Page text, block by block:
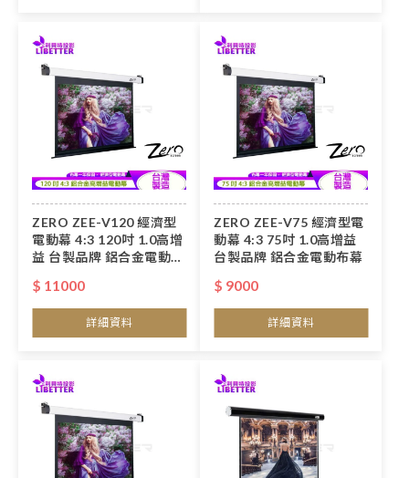
ZERO ZEE-V120 經濟型
電動幕 4:3 120吋 1.0高增
益 台製品牌 鋁合金電動布
$ 11000
詳細資料
ZERO ZEE-V75 經濟型電
動幕 4:3 75吋 1.0高增益
台製品牌 鋁合金電動布幕
$ 9000
詳細資料